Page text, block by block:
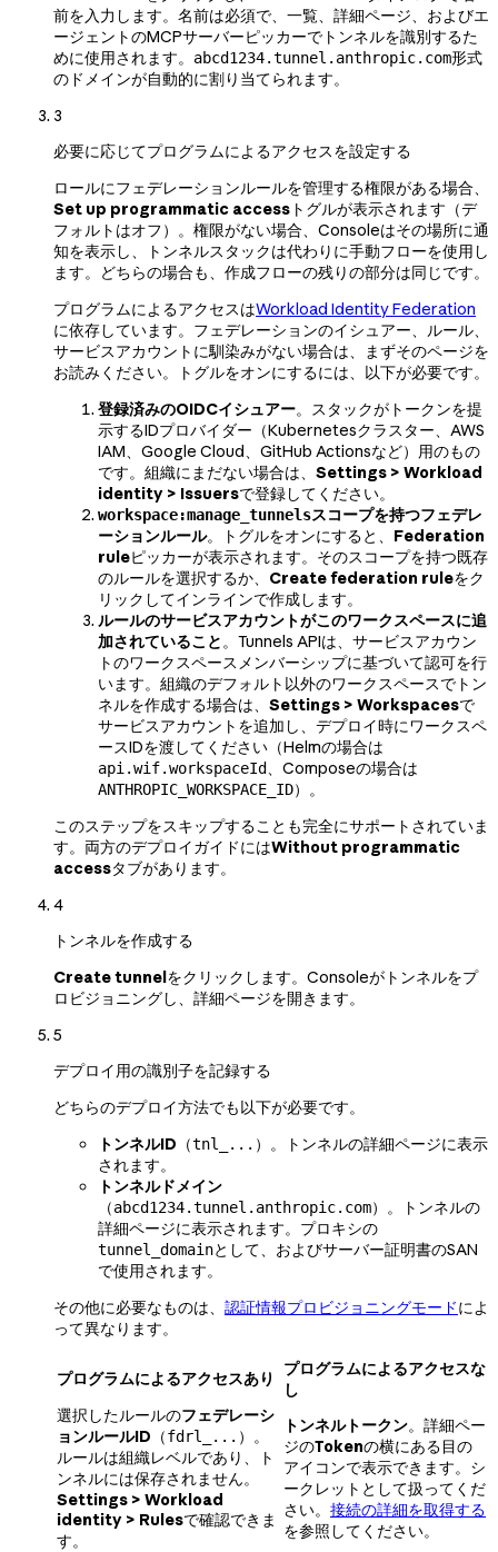
前を入力します。名前は必須で、一覧、詳細ページ、およびエ
ージェントのMCPサーバーピッカーでトンネルを識別するた
めに使用されます。
abcd1234.tunnel.anthropic.com形式
のドメインが自動的に割り当てられます。
3
必要に応じてプログラムによるアクセスを設定する
ロールにフェデレーションルールを管理する権限がある場合、
Set up programmatic access トグルが表示されます（デ
フォルトはオフ）。権限がない場合、Consoleはその場所に通
知を表示し、トンネルスタックは代わりに手動フローを使用し
ます。どちらの場合も、作成フローの残りの部分は同じです。
プログラムによるアクセスはWorkload Identity Federation
に依存しています。フェデレーションのイシュアー、ルール、
サービスアカウントに馴染みがない場合は、まずそのページを
お読みください。トグルをオンにするには、以下が必要です。
登録済みのOIDCイシュアー。スタックがトークンを提
示するIDプロバイダー（Kubernetesクラスター、AWS
IAM、Google Cloud、GitHub Actionsなど）用のもの
です。組織にまだない場合は、 Settings > Workload
identity > Issuersで登録してください。
workspace:manage_tunnelsスコープを持つフェデレ
ーションルール。トグルをオンにすると、 Federation
ruleピッカーが表示されます。そのスコープを持つ既存
のルールを選択するか、 Create federation ruleをク
リックしてインラインで作成します。
ルールのサービスアカウントがこのワークスペースに追
加されていること 。Tunnels APIは、サービスアカウン
トのワークスペースメンバーシップに基づいて認可を行
います。組織のデフォルト以外のワークスペースでトン
ネルを作成する場合は、 Settings > Workspacesで
サービスアカウントを追加し、デプロイ時にワークスペ
ースIDを渡してください（Helmの場合は
api.wif.workspaceId 、Composeの場合は
ANTHROPIC_WORKSPACE_ID）。
このステップをスキップすることも完全にサポートされていま
す。両方のデプロイガイドにはWithout programmatic
accessタブがあります。
4
トンネルを作成する
Create tunnelをクリックします。Consoleがトンネルをプ
ロビジョニングし、詳細ページを開きます。
5
デプロイ用の識別子を記録する
どちらのデプロイ方法でも以下が必要です。
トンネルID （tnl_... ）。トンネルの詳細ページに表示
されます。
トンネルドメイン
（abcd1234.tunnel.anthropic.com）。トンネルの
詳細ページに表示されます。プロキシの
tunnel_domainとして、およびサーバー証明書のSAN
で使用されます。
その他に必要なものは、 認証情報プロビジョニングモードによ
って異なります。
プログラムによるアクセスあり
プログラムによるアクセスな
し
選択したルールのフェデレーシ
ョンルールID （fdrl_... ）。
ルールは組織レベルであり、ト
ンネルには保存されません。
Settings > Workload
identity > Rulesで確認できま
す。
トンネルトークン。詳細ペー
ジのTokenの横にある目の
アイコンで表示できます。シ
ークレットとして扱ってくだ
さい。 接続の詳細を取得する
を参照してください。